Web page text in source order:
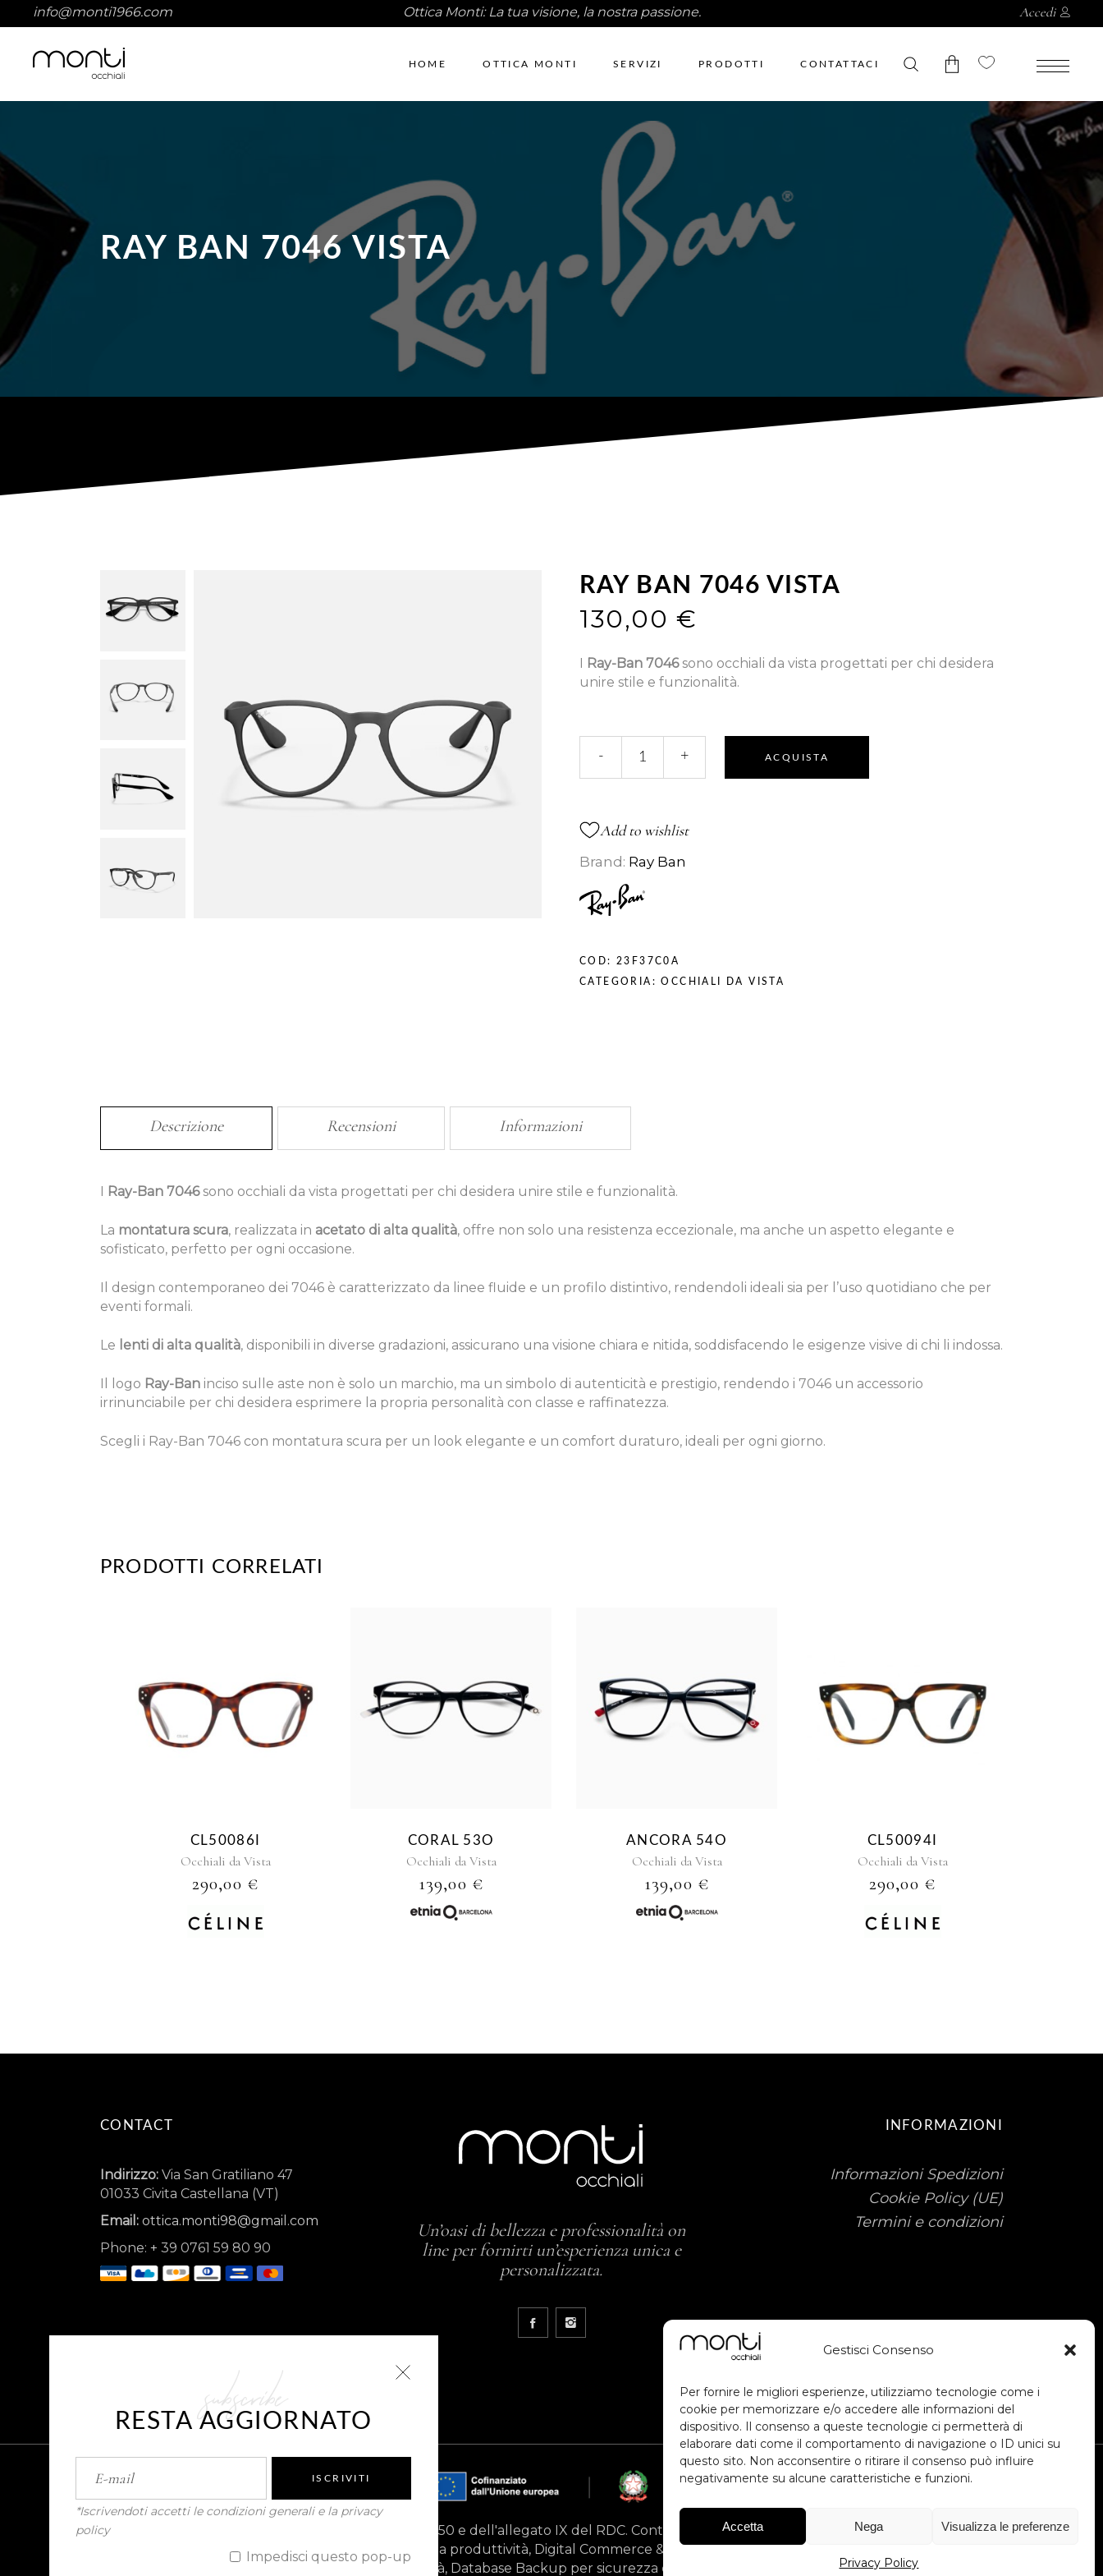
Gestisci Consenso
Per fornire le migliori esperienze, utilizziamo tecnologie come i
cookie per memorizzare e/o accedere alle informazioni del
dispositivo. Il consenso a queste tecnologie ci permetterà di
elaborare dati come il comportamento di navigazione o ID unici su
questo sito. Non acconsentire o ritirare il consenso può influire
negativamente su alcune caratteristiche e funzioni.
Accetta Nega Visualizza le preferenze
Privacy Policy
subscribe
RESTA AGGIORNATO
ISCRIVITI
*Iscrivendoti accetti le condizioni generali e la privacy
policy
Impedisci questo pop-up
info@monti1966.com Ottica Monti: La tua visione, la nostra passione. Accedi
HOME OTTICA MONTI SERVIZI PRODOTTI CONTATTACI
RAY BAN 7046 VISTA
RAY BAN 7046 VISTA
130,00 €
I Ray-Ban 7046sono occhiali da vista progettati per chi desidera
unire stile e funzionalità.
quantità
- + ACQUISTA
Add to wishlist
Brand: Ray Ban
COD: 23F37C0A
CATEGORIA:OCCHIALI DA VISTA
Descrizione Recensioni Informazioni
Ray-Ban 7046sono occhiali da vista progettati per chi desidera unire stile e funzionalità.
La montatura scura, realizzata in acetato di alta qualità, offre non solo una resistenza eccezionale, ma anche un aspetto elegante e
sofisticato, perfetto per ogni occasione.
Il design contemporaneo dei 7046 è caratterizzato da linee fluide e un profilo distintivo, rendendoli ideali sia per l’uso quotidiano che per
eventi formali.
Le lenti di alta qualità, disponibili in diverse gradazioni, assicurano una visione chiara e nitida, soddisfacendo le esigenze visive di chi li indossa.
Il logo Ray-Ban inciso sulle aste non è solo un marchio, ma un simbolo di autenticità e prestigio, rendendo i 7046 un accessorio
irrinunciabile per chi desidera esprimere la propria personalità con classe e raffinatezza.
Scegli i Ray-Ban 7046 con montatura scura per un look elegante e un comfort duraturo, ideali per ogni giorno.
PRODOTTI CORRELATI
CL50086I
Occhiali da Vista
290,00 €
CORAL 53O
Occhiali da Vista
139,00 €
ANCORA 54O
Occhiali da Vista
139,00 €
CL50094I
Occhiali da Vista
290,00 €
CONTACT
Indirizzo: Via San Gratiliano 47
01033 Civita Castellana (VT)
Email: ottica.monti98@gmail.com
Phone: + 39 0761 59 80 90
Un’oasi di bellezza e professionalità on
line per fornirti un’esperienza unica e
personalizzata.
INFORMAZIONI
Informazioni Spedizioni
Cookie Policy (UE)
Termini e condizioni
Sostegno ottenuto dal FESR ai sensi degli artt. 49, 50 e dell'allegato IX del RDC. Contributo previsto dall'avviso Voucher Digitalizzazione
PMI. Inteventi di Digital Workplace per migliorare la produttività, Digital Commerce & Engagement per migliorare l'esperienza utente e
competitività, Database Server per stabilità, Database Backup per sicurezza e protezione dei dati. Importo 40.460,00 €